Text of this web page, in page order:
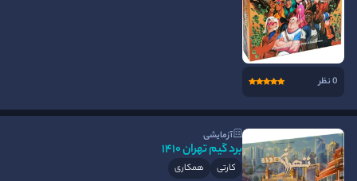
0 نظر
آزمایشی
برد گیم تهران 1410
کارتی همکاری